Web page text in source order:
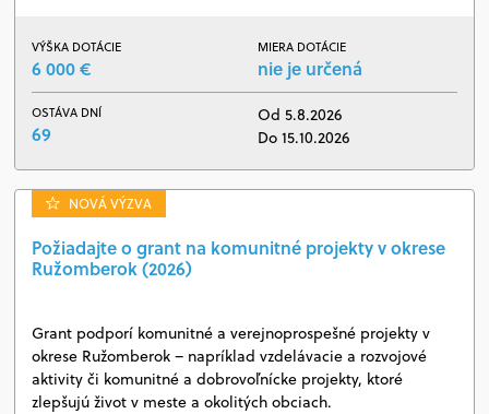
VÝŠKA DOTÁCIE
6 000 €
MIERA DOTÁCIE
nie je určená
OSTÁVA DNÍ
69
Od 5.8.2026
Do 15.10.2026
NOVÁ VÝZVA
Požiadajte o grant na komunitné projekty v okrese
Ružomberok (2026)
Grant podporí komunitné a verejnoprospešné projekty v
okrese Ružomberok – napríklad vzdelávacie a rozvojové
aktivity či komunitné a dobrovoľnícke projekty, ktoré
zlepšujú život v meste a okolitých obciach.